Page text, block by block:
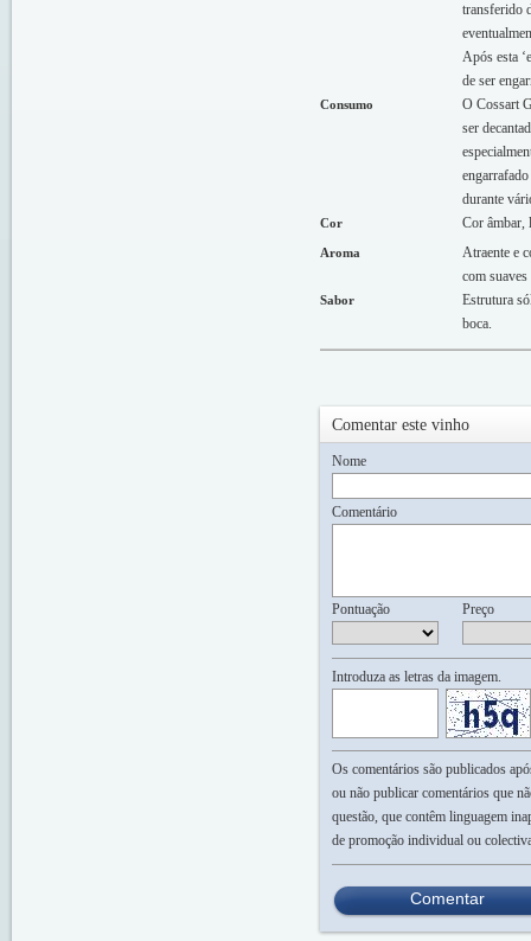
transferido
Após esta
de ser
Consumo
O Cossart
ser
durante
Cor Cor âmbar,
Aroma
Atraente e
com
Sabor
Estrutura
boca.
Comentar este vinho
Nome
Comentário
Pontuação Preço
Introduza as letras da imagem.
Os comentários são publicados
ou não publicar comentários que
questão, que contêm linguagem
de promoção individual ou
Comentar